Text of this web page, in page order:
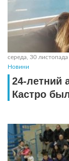
середа, 30 листопада
Новини
24-летний
Кастро